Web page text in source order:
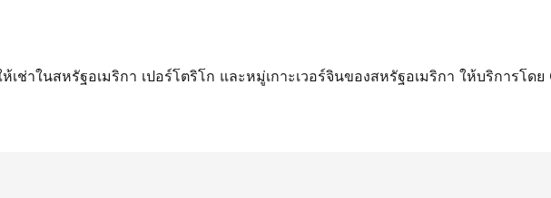
นนี้
ช่าในสหรัฐอเมริกา เปอร์โตริโก และหมู่เกาะเวอร์จินของสหรัฐอเมริกา ให้บริการโดย